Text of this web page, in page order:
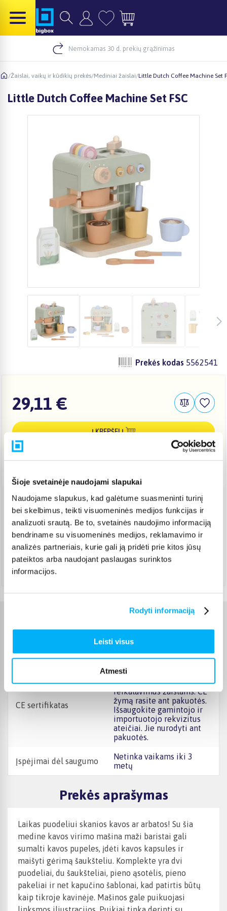
Šioje svetainėje naudojami slapukai
Naudojame slapukus, kad galėtume suasmeninti turinį
bei skelbimus, teikti visuomeninės medijos funkcijas ir
analizuoti srautą. Be to, svetainės naudojimo informaciją
bendriname su visuomeninės medijos, reklamavimo ir
analizės partneriais, kurie gali ją pridėti prie kitos jūsų
pateiktos arba naudojant paslaugas surinktos
informacijos.
Rodyti informaciją
Leisti visus
Atmesti
Nemokamas 30 d. prekių grąžinimas
/Žaislai, vaikų ir kūdikių prekės/Mediniai žaislai/Little Dutch Coffee Machine Set
Little Dutch Coffee Machine Set FSC
Prekės kodas 5562541
29,11 €
Į KREPŠELĮ
Venipak kurjeris (2,99 €)
Rugpjūtis 14d. - Rugpjūtis 18d.
DPD kurjeris (3,99 €)
Rugpjūtis 14d. - Rugpjūtis 18d.
Atsiėmimas Veiverių g. 171, Kaunas (1,99 €
Rugpjūtis 14d. - Rugpjūtis 18d.
CE sertifikatas
Prekė yra sertifikuota ir
atitinka Europos Sąjungos
reikalavimus žaislams. CE
žymą rasite ant pakuotės.
Išsaugokite gamintojo ir
importuotojo rekvizitus
ateičiai. Jie nurodyti ant
pakuotės.
Įspėjimai dėl saugumo
Netinka vaikams iki 3
metų
Prekės aprašymas
Laikas puodeliui skanios kavos ar arbatos! Su šia
medine kavos virimo mašina maži baristai gali
sumalti kavos pupeles, įdėti kavos kapsules ir
maišyti gėrimą šaukšteliu. Komplekte yra dvi
puodeliai, du šaukšteliai, pieno ąsotėlis, pieno
pakeliai ir net kapučino šablonai, kad patirtis būtų
kaip tikroje kavinėje. Mašinos gale puikuojasi